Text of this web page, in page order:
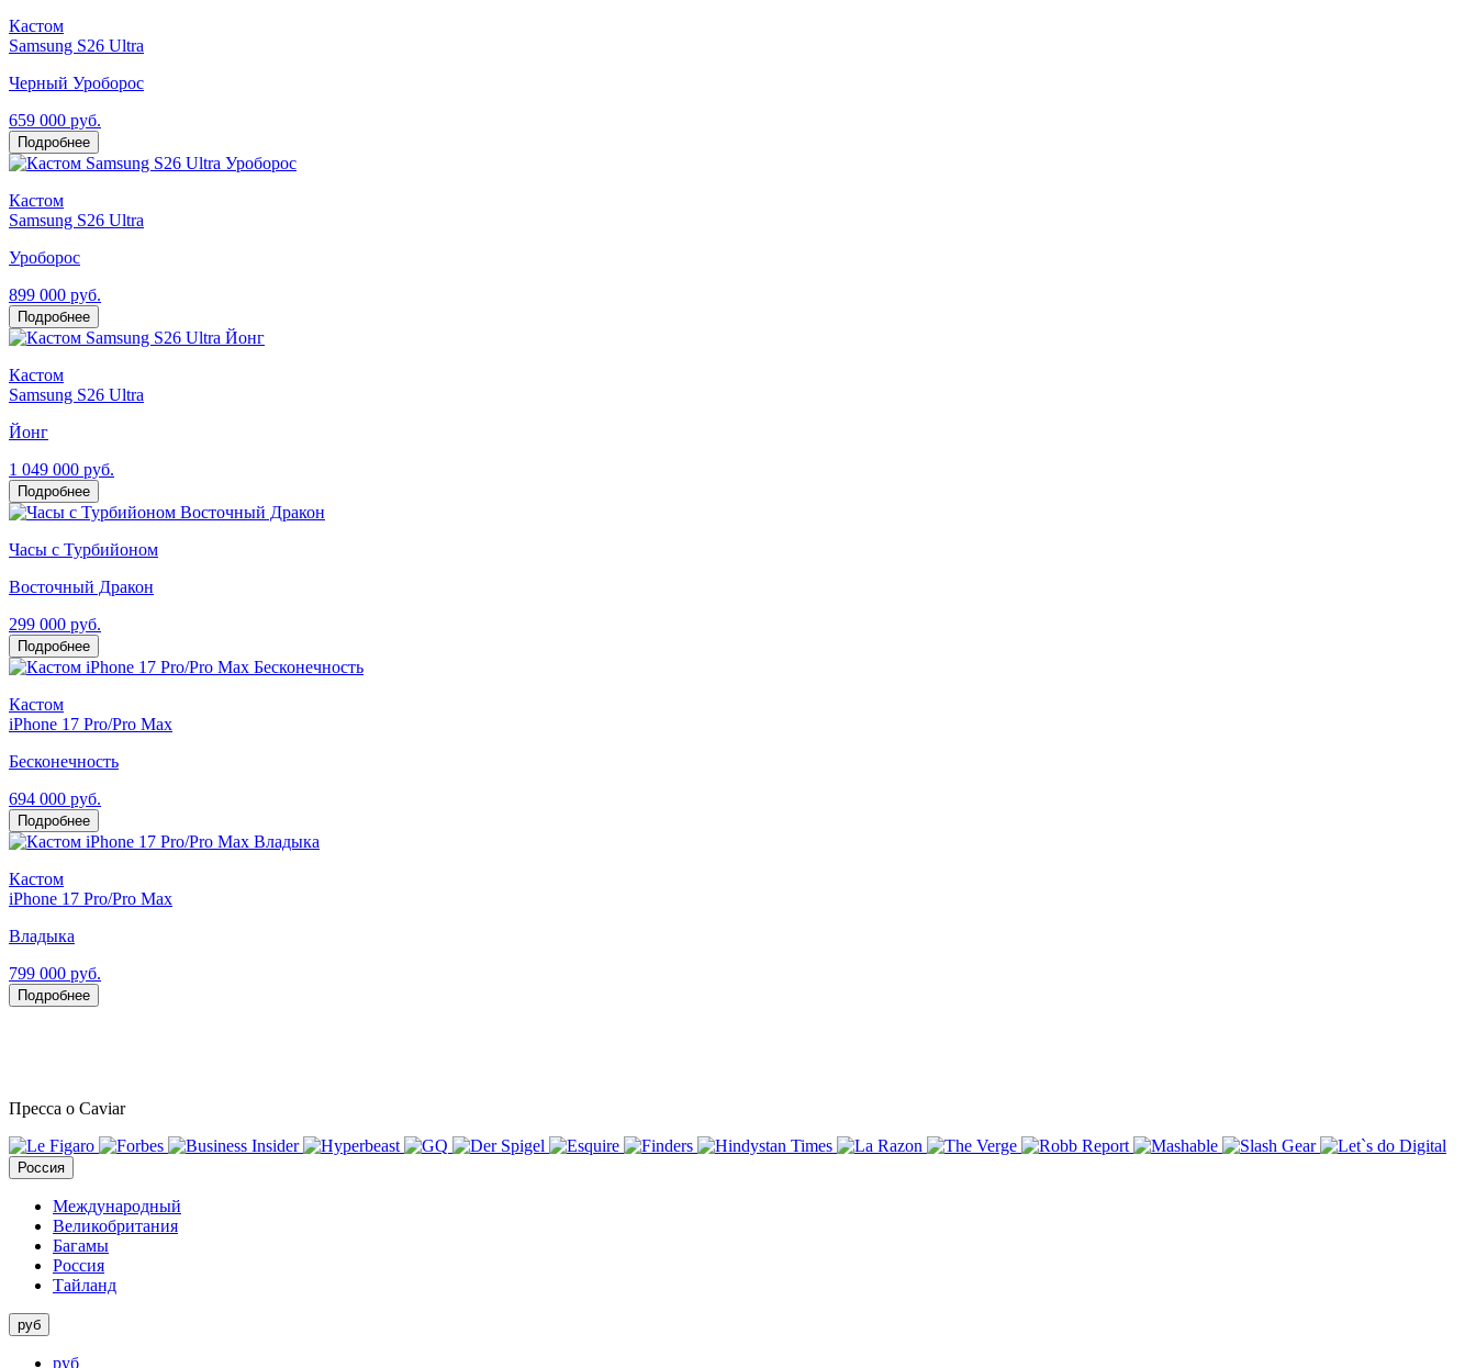
Кастом
Samsung S26 Ultra
Черный Уроборос
659 000 руб.
Подробнее
Кастом
Samsung S26 Ultra
Уроборос
899 000 руб.
Подробнее
Кастом
Samsung S26 Ultra
Йонг
1 049 000 руб.
Подробнее
Часы с Турбийоном
Восточный Дракон
299 000 руб.
Подробнее
Кастом
iPhone 17 Pro/Pro Max
Бесконечность
694 000 руб.
Подробнее
Кастом
iPhone 17 Pro/Pro Max
Владыка
799 000 руб.
Подробнее
Пресса о Caviar
Россия
Международный
Великобритания
Багамы
Россия
Тайланд
руб
руб